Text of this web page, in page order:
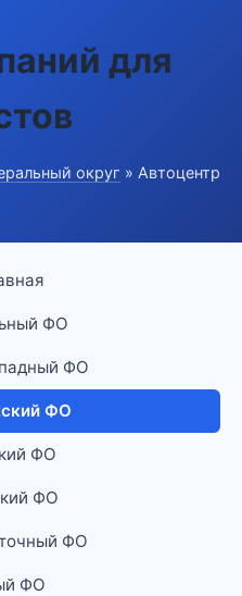
для
округ » Автоцентр
ФО
ФО
ФО
ФО
ФО
ФО
ФО